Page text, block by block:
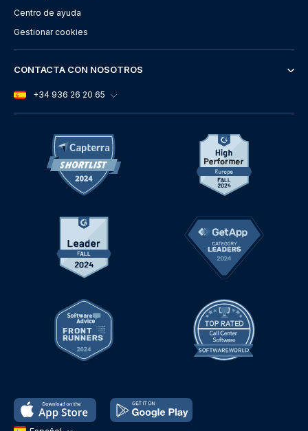
Centro de ayuda
Gestionar cookies
CONTACTA CON NOSOTROS
+34 936 26 20 65